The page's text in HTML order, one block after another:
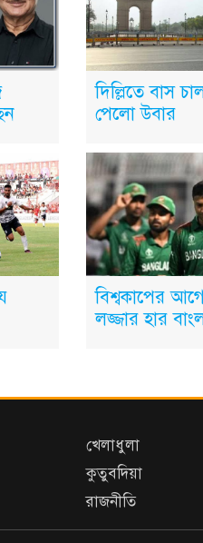
দিল্লিতে বাস
পেলো উবার
বিশ্বকাপের আগে
লজ্জার হার
খেলাধুলা
কুতুবদিয়া
রাজনীতি